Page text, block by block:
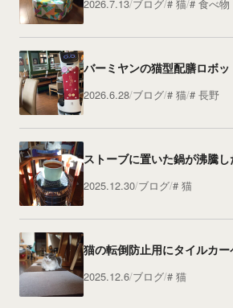
2026.7.13 ブログ 猫 食べ物
バーミヤンの猫型配膳ロボッ
2026.6.28 ブログ 猫 長野
ストーブに置いた鍋が沸騰
2025.12.30 ブログ 猫
猫の転倒防止用にタイルカ
2025.12.6 ブログ 猫